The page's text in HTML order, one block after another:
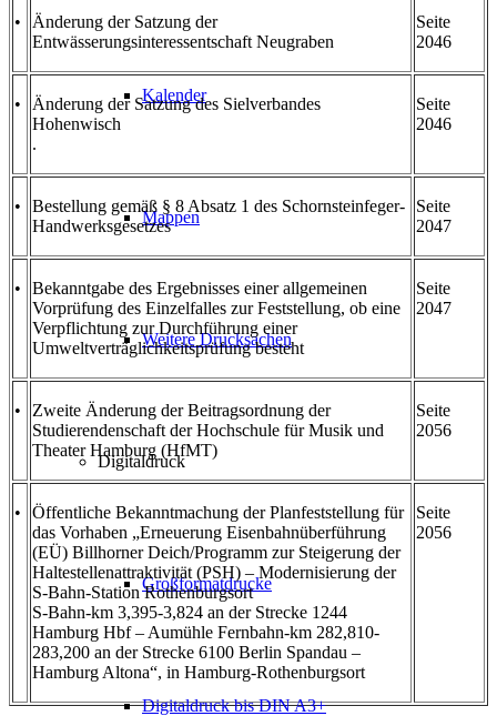
Kalender
Mappen
Weitere Drucksachen
Digitaldruck
Großformatdrucke
Digitaldruck bis DIN A3+
•
Änderung der Satzung der
Entwässerungsinteressentschaft Neugraben
Seite
2046
•
Änderung der Satzung des Sielverbandes
Hohenwisch
.
Seite
2046
•
Bestellung gemäß § 8 Absatz 1 des Schornsteinfeger-
Handwerksgesetzes
Seite
2047
•
Bekanntgabe des Ergebnisses einer allgemeinen
Vorprüfung des Einzelfalles zur Feststellung, ob eine
Verpflichtung zur Durchführung einer
Umweltverträglichkeitsprüfung besteht
Seite
2047
•
Zweite Änderung der Beitragsordnung der
Studierendenschaft der Hochschule für Musik und
Theater Hamburg (HfMT)
Seite
2056
•
Öffentliche Bekanntmachung der Planfeststellung für
das Vorhaben „Erneuerung Eisenbahnüberführung
(EÜ) Billhorner Deich/Programm zur Steigerung der
Haltestellenattraktivität (PSH) – Modernisierung der
S-Bahn-Station Rothenburgsort
S-Bahn-km 3,395-3,824 an der Strecke 1244
Hamburg Hbf – Aumühle Fernbahn-km 282,810-
283,200 an der Strecke 6100 Berlin Spandau –
Hamburg Altona“, in Hamburg-Rothenburgsort
Seite
2056